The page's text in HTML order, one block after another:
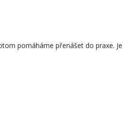
pomáháme přenášet do praxe. Je